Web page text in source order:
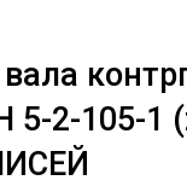
2-105-1